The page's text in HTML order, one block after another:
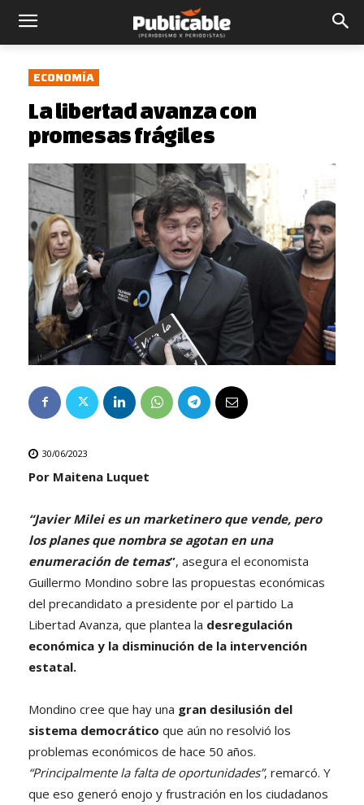
ECONOMÍA
La libertad avanza con
promesas frágiles
30/06/2023
Por Maitena Luquet
“Javier Milei es un marketinero que vende, pero
los planes que nombra se agotan en una
enumeración de temas”, asegura el economista
Guillermo Mondino sobre las propuestas económicas
del precandidato a presidente por el partido La
Libertad Avanza, que plantea la desregulación
económica y la disminución de la intervención
estatal.
Mondino cree que hay una gran desilusión del
sistema democrático que aún no resolvió los
problemas económicos de hace 50 años.
“Principalmente la falta de oportunidades”, remarcó. Y
que eso generó enojo y frustración en los ciudadanos